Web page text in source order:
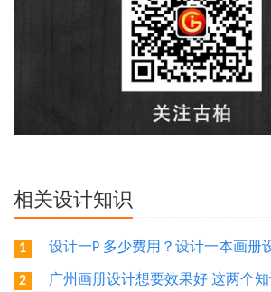
相关设计知识
1 设计一P 多少费用？设计一本画册设计费用是多少钱？
2 广州画册设计想要效果好 这两个